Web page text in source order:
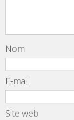
Nom
E-mail
Site web